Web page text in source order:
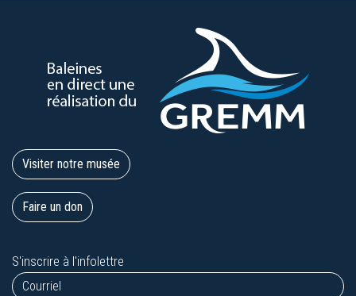
Visiter notre musée
Faire un don
S'inscrire à l'infolettre